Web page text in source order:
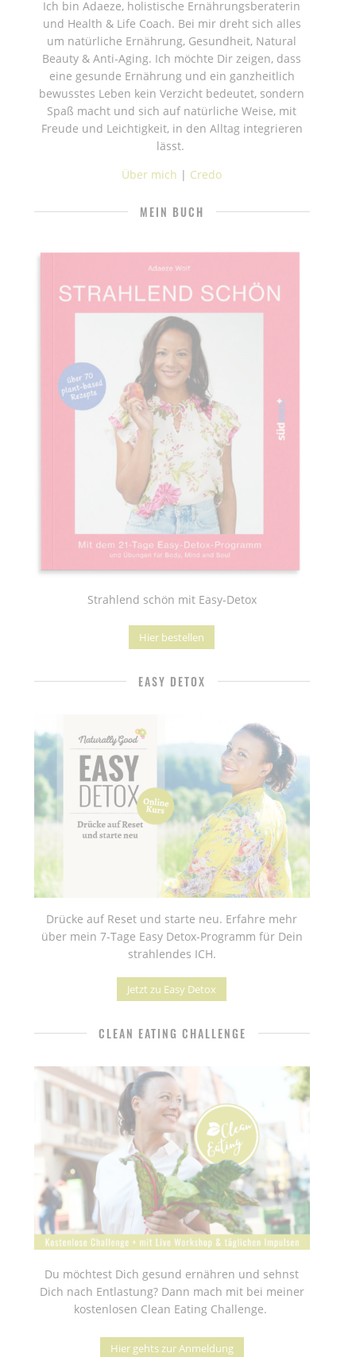
Ich bin Adaeze, holistische Ernährungsberaterin
und Health & Life Coach. Bei mir dreht sich alles
um natürliche Ernährung, Gesundheit, Natural
Beauty & Anti-Aging. Ich möchte Dir zeigen, dass
eine gesunde Ernährung und ein ganzheitlich
bewusstes Leben kein Verzicht bedeutet, sondern
Spaß macht und sich auf natürliche Weise, mit
Freude und Leichtigkeit, in den Alltag integrieren
lässt.
Über mich | Credo
MEIN BUCH
Strahlend schön mit Easy-Detox
Hier bestellen
EASY DETOX
Drücke auf Reset und starte neu. Erfahre mehr
über mein 7-Tage Easy Detox-Programm für Dein
strahlendes ICH.
Jetzt zu Easy Detox
CLEAN EATING CHALLENGE
Du möchtest Dich gesund ernähren und sehnst
Dich nach Entlastung? Dann mach mit bei meiner
kostenlosen Clean Eating Challenge.
Hier gehts zur Anmeldung